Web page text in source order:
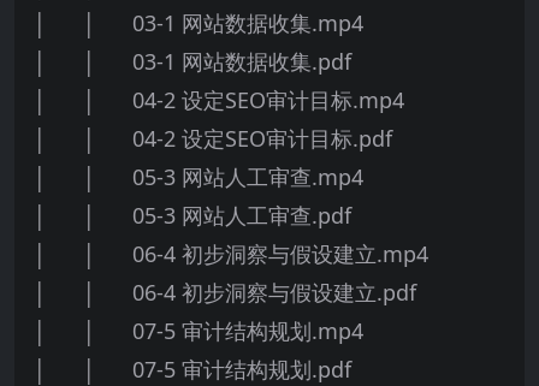
│ │ 03-1 网站数据收集.mp4
│ │ 03-1 网站数据收集.pdf
│ │ 04-2 设定SEO审计目标.mp4
│ │ 04-2 设定SEO审计目标.pdf
│ │ 05-3 网站人工审查.mp4
│ │ 05-3 网站人工审查.pdf
│ │ 06-4 初步洞察与假设建立.mp4
│ │ 06-4 初步洞察与假设建立.pdf
│ │ 07-5 审计结构规划.mp4
│ │ 07-5 审计结构规划.pdf